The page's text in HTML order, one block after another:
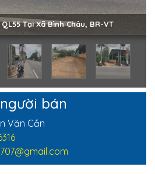
Tại Xã Bình Châu, BR-VT
bán
Văn Cần